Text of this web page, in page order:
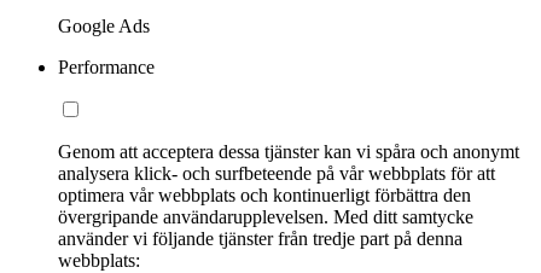
Google Ads
Performance
Genom att acceptera dessa tjänster kan vi spåra och anonymt
analysera klick- och surfbeteende på vår webbplats för att
optimera vår webbplats och kontinuerligt förbättra den
övergripande användarupplevelsen. Med ditt samtycke
använder vi följande tjänster från tredje part på denna
webbplats: